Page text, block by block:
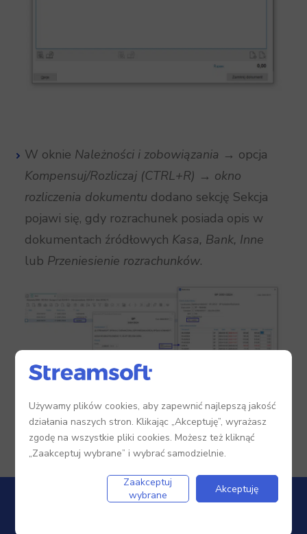
W oknie Należności i zobowiązania → opcja
Kompensuj/Rozliczaj (CTRL+R) → okno
rozliczenia dokumentu dodano sekcję Sekcja
pojawi się, gdy rozrachunek posiada opis w
dokumentach źródłowych Kasa, Bank, Inne
lub Przeniesienie rozrachunków.
Używamy plików cookies, aby zapewnić najlepszą jakość
działania naszych stron. Klikając „Akceptuję”, wyrażasz
zgodę na wszystkie pliki cookies. Możesz też kliknąć
„Zaakceptuj wybrane” i wybrać samodzielnie.
Zaakceptuj
wybrane
Akceptuję